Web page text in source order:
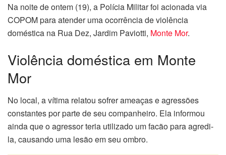
Na noite de ontem (19), a Polícia Militar foi acionada via
COPOM para atender uma ocorrência de violência
doméstica na Rua Dez, Jardim Paviotti, Monte Mor.
Violência doméstica em Monte
Mor
No local, a vítima relatou sofrer ameaças e agressões
constantes por parte de seu companheiro. Ela informou
ainda que o agressor teria utilizado um facão para agredi-
la, causando uma lesão em seu ombro.